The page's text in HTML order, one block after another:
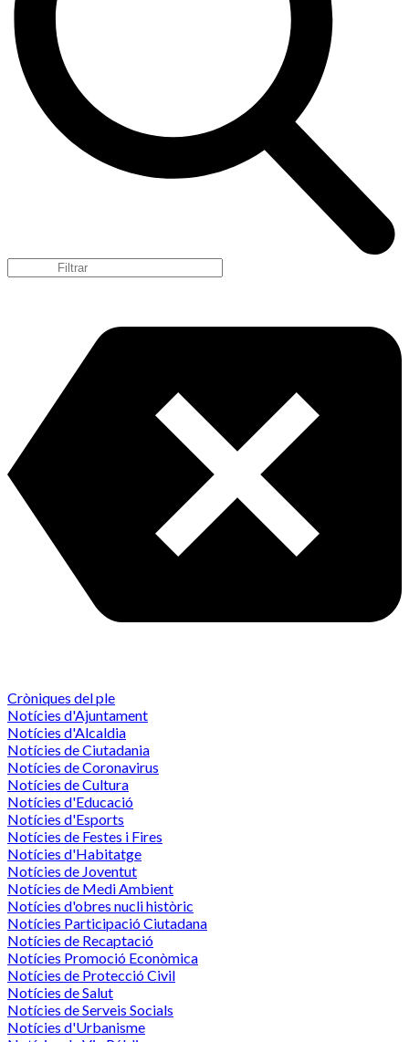
Cròniques del ple
Notícies d'Ajuntament
Notícies d'Alcaldia
Notícies de Ciutadania
Notícies de Coronavirus
Notícies de Cultura
Notícies d'Educació
Notícies d'Esports
Notícies de Festes i Fires
Notícies d'Habitatge
Notícies de Joventut
Notícies de Medi Ambient
Notícies d'obres nucli històric
Notícies Participació Ciutadana
Notícies de Recaptació
Notícies Promoció Econòmica
Notícies de Protecció Civil
Notícies de Salut
Notícies de Serveis Socials
Notícies d'Urbanisme